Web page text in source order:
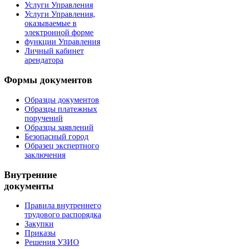
Услуги Управления
Услуги Управления,
оказываемые в
электронной форме
функции Управления
Личный кабинет
арендатора
Формы документов
Образцы документов
Образцы платежных
поручений
Образцы заявлений
Безопасный город
Образец экспертного
заключения
Внутренние
документы
Правила внутреннего
трудового распорядка
Закупки
Приказы
Решения УЗИО